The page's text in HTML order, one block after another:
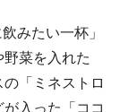
みたい一杯」
菜を入れた
「ミネストロ
入った「ココ